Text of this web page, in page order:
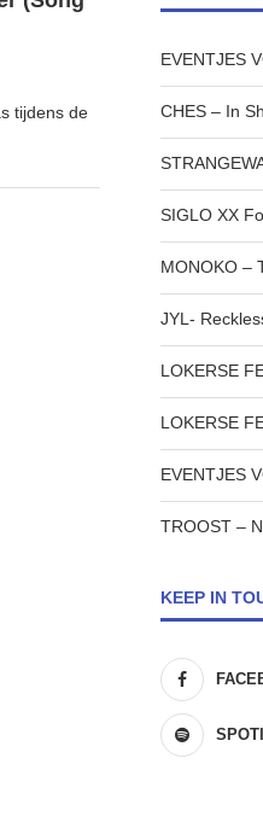
tijdens de
EVENTJES
CHES – In
SIGLO XX
MONOKO –
JYL-
LOKERSE
LOKERSE
EVENTJES
TROOST –
KEEP IN